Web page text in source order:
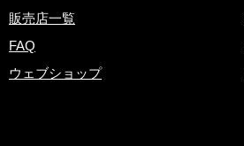
販売店一覧
FAQ
ウェブショップ